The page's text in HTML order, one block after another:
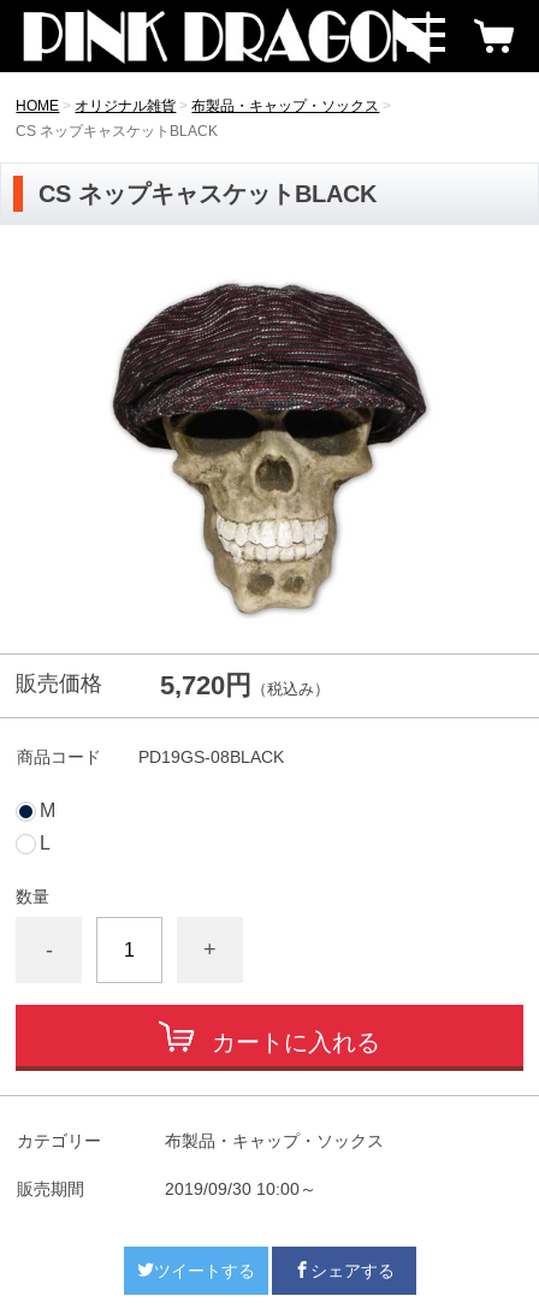
HOME オリジナル雑貨
布製品・キャップ・ソックス
CS ネップキャスケットBLACK
CS ネップキャスケットBLACK
販売価格 5,720円 （税込み）
商品コード PD19GS-08BLACK
M
L
数量
- +
カートに入れる
カテゴリー 布製品・キャップ・ソックス
販売期間 2019/09/30 10:00～
ツイートする シェアする